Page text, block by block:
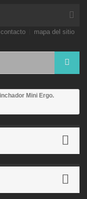
contacto mapa del sitio
Mini Ergo.